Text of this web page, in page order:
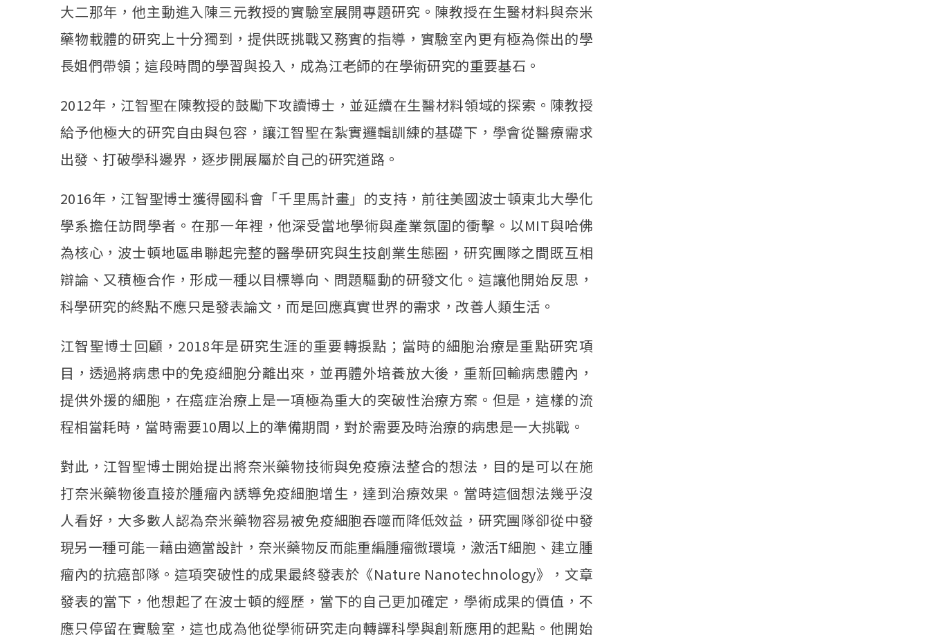
大二那年，他主動進入陳三元教授的實驗室展開專題研究。陳教授在生醫材料與奈米
藥物載體的研究上十分獨到，提供既挑戰又務實的指導，實驗室內更有極為傑出的學
長姐們帶領；這段時間的學習與投入，成為江老師的在學術研究的重要基石。
2012年，江智聖在陳教授的鼓勵下攻讀博士，並延續在生醫材料領域的探索。陳教授
給予他極大的研究自由與包容，讓江智聖在紮實邏輯訓練的基礎下，學會從醫療需求
出發、打破學科邊界，逐步開展屬於自己的研究道路。
2016年，江智聖博士獲得國科會「千里馬計畫」的支持，前往美國波士頓東北大學化
學系擔任訪問學者。在那一年裡，他深受當地學術與產業氛圍的衝擊。以MIT與哈佛
為核心，波士頓地區串聯起完整的醫學研究與生技創業生態圈，研究團隊之間既互相
辯論、又積極合作，形成一種以目標導向、問題驅動的研發文化。這讓他開始反思，
科學研究的終點不應只是發表論文，而是回應真實世界的需求，改善人類生活。
江智聖博士回顧，2018年是研究生涯的重要轉捩點；當時的細胞治療是重點研究項
目，透過將病患中的免疫細胞分離出來，並再體外培養放大後，重新回輸病患體內，
提供外援的細胞，在癌症治療上是一項極為重大的突破性治療方案。但是，這樣的流
程相當耗時，當時需要10周以上的準備期間，對於需要及時治療的病患是一大挑戰。
對此，江智聖博士開始提出將奈米藥物技術與免疫療法整合的想法，目的是可以在施
打奈米藥物後直接於腫瘤內誘導免疫細胞增生，達到治療效果。當時這個想法幾乎沒
人看好，大多數人認為奈米藥物容易被免疫細胞吞噬而降低效益，研究團隊卻從中發
現另一種可能—藉由適當設計，奈米藥物反而能重編腫瘤微環境，激活T細胞、建立腫
瘤內的抗癌部隊。這項突破性的成果最終發表於《Nature Nanotechnology》，文章
發表的當下，他想起了在波士頓的經歷，當下的自己更加確定，學術成果的價值，不
應只停留在實驗室，這也成為他從學術研究走向轉譯科學與創新應用的起點。他開始